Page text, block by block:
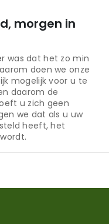
morgen in
was dat het zo min
doen we onze
mogelijk voor u te
daarom de
u zich geen
we dat als u uw
heeft, het